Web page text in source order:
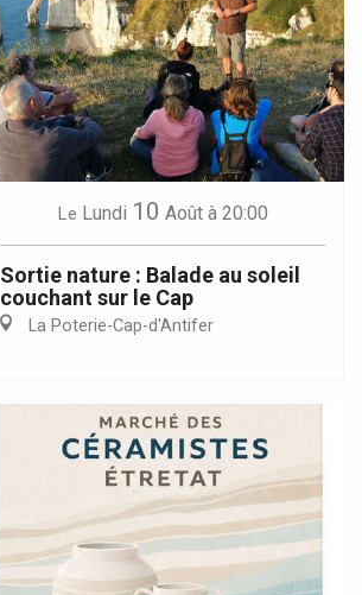
Le Lundi 10 Août à 20:00
Sortie nature : Balade au soleil
couchant sur le Cap
La Poterie-Cap-d'Antifer